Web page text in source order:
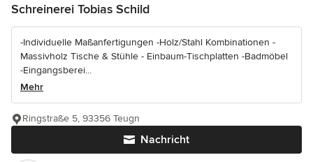
Schreinerei Tobias Schild
-Individuelle Maßanfertigungen -Holz/Stahl Kombinationen -
Massivholz Tische & Stühle - Einbaum-Tischplatten -Badmöbel
-Eingangsberei...
Mehr
Nachricht
Ringstraße 5, 93356 Teugn